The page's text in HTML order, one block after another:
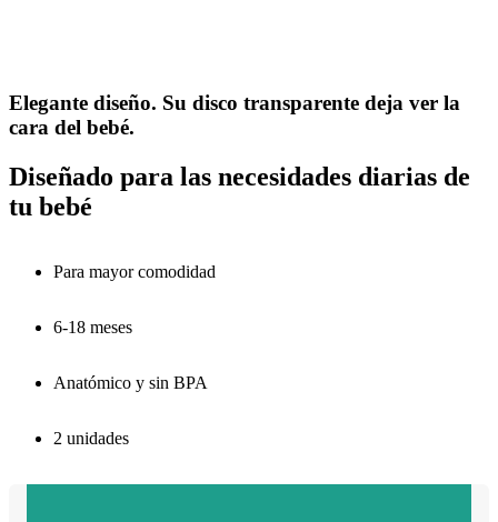
Elegante diseño. Su disco transparente deja ver la
cara del bebé.
Diseñado para las necesidades diarias de
tu bebé
Para mayor comodidad
6-18 meses
Anatómico y sin BPA
2 unidades